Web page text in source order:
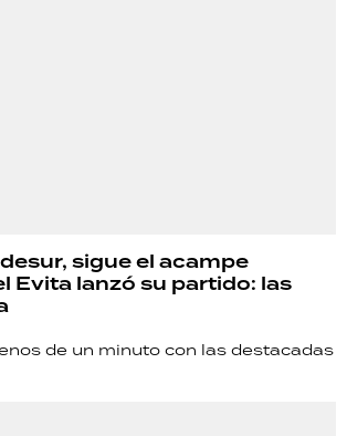
sigue el acampe
Evita lanzó su partido: las
de un minuto con las destacadas